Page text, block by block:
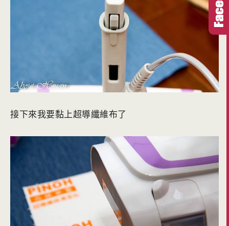
接下來我要黏上超導纖維布了